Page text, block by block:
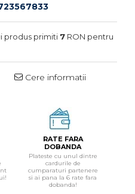
produs primiti 7 RON pentru
Cere informatii
RATE FARA
DOBANDA
Plateste cu unul dintre
cardurile de
cumparaturi partenere
si ai pana la 6 rate fara
dobanda!